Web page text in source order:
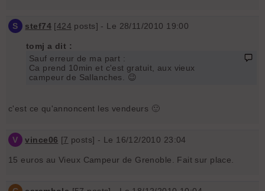
S stef74[424 posts] - Le 28/11/2010 19:00
tomj a dit :
Sauf erreur de ma part :
Ca prend 10min et c'est gratuit, aux vieux
campeur de Sallanches. 😉
c'est ce qu'annoncent les vendeurs 🙂
V vince06 [7 posts] - Le 16/12/2010 23:04
15 euros au Vieux Campeur de Grenoble. Fait sur place.